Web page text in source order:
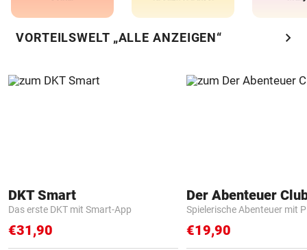
VORTEILSWELT „ALLE ANZEIGEN“ chevron_right
DKT Smart
Das erste DKT mit Smart-App
€31,90
Der Abenteuer
Spielerische Abenteuer mit
€19,90